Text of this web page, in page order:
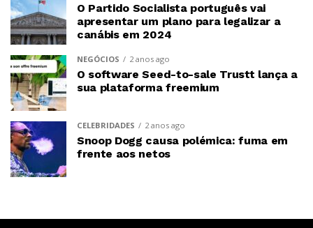
O Partido Socialista português vai
apresentar um plano para legalizar a
canábis em 2024
NEGÓCIOS 2 anos ago
O software Seed-to-sale Trustt lança a
sua plataforma freemium
CELEBRIDADES 2 anos ago
Snoop Dogg causa polémica: fuma em
frente aos netos